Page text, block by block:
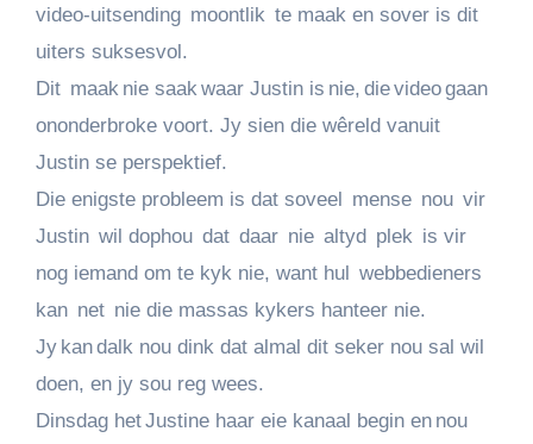
video-uitsending moontlik te maak en sover is dit
uiters suksesvol.
Dit maak nie saak waar Justin is nie, die video gaan
ononderbroke voort. Jy sien die wêreld vanuit
Justin se perspektief.
Die enigste probleem is dat soveel mense nou vir
Justin wil dophou dat daar nie altyd plek is vir
nog iemand om te kyk nie, want hul webbedieners
kan net nie die massas kykers hanteer nie.
Jy kan dalk nou dink dat almal dit seker nou sal wil
doen, en jy sou reg wees.
Dinsdag het Justine haar eie kanaal begin en nou